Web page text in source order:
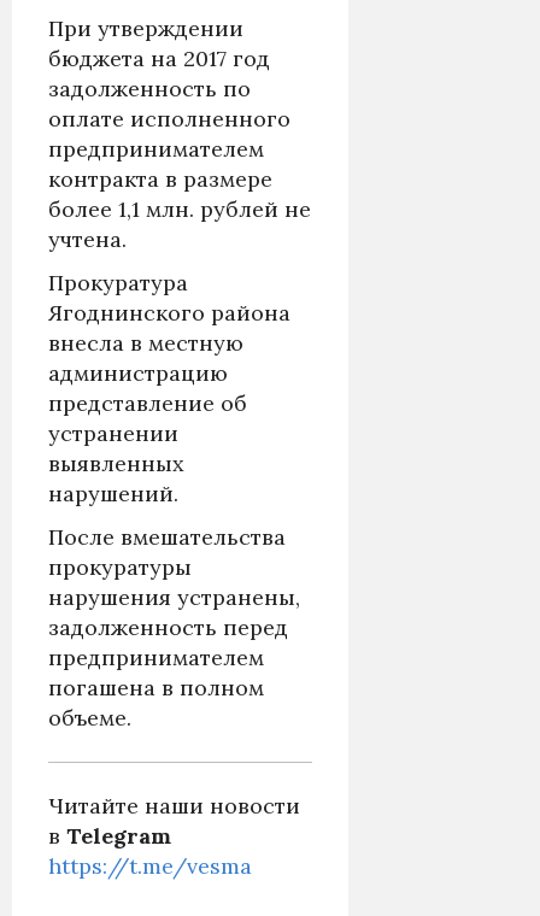
При утверждении
бюджета на 2017 год
задолженность по
оплате исполненного
предпринимателем
контракта в размере
более 1,1 млн. рублей не
учтена.
Прокуратура
Ягоднинского района
внесла в местную
администрацию
представление об
устранении
выявленных
нарушений.
После вмешательства
прокуратуры
нарушения устранены,
задолженность перед
предпринимателем
погашена в полном
объеме.
Читайте наши новости
в Telegram
https://t.me/vesma